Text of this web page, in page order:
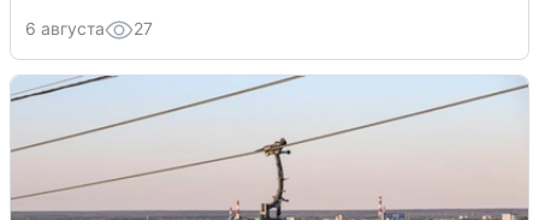
6 августа 27